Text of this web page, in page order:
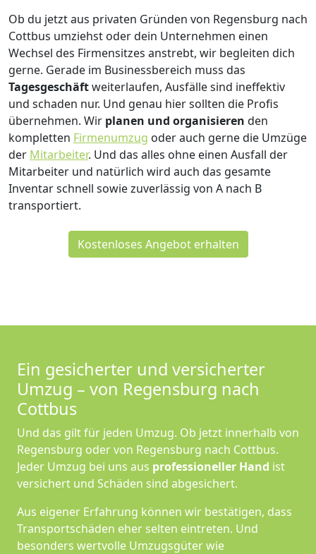
Ob du jetzt aus privaten Gründen von Regensburg nach
Cottbus umziehst oder dein Unternehmen einen
Wechsel des Firmensitzes anstrebt, wir begleiten dich
gerne. Gerade im Businessbereich muss das
Tagesgeschäftweiterlaufen, Ausfälle sind ineffektiv
und schaden nur. Und genau hier sollten die Profis
übernehmen. Wir planen und organisieren den
kompletten Firmenumzug oder auch gerne die Umzüge
der Mitarbeiter. Und das alles ohne einen Ausfall der
Mitarbeiter und natürlich wird auch das gesamte
Inventar schnell sowie zuverlässig von A nach B
transportiert.
Kostenloses Angebot erhalten
Ein gesicherter und versicherter
Umzug – von Regensburg nach
Cottbus
Und das gilt für jeden Umzug. Ob jetzt innerhalb von
Regensburg oder von Regensburg nach Cottbus.
Jeder Umzug bei uns aus professioneller Hand ist
versichert und Schäden sind abgesichert.
Aus eigener Erfahrung können wir bestätigen, dass
Transportschäden eher selten eintreten. Und
besonders wertvolle Umzugsgüter wie